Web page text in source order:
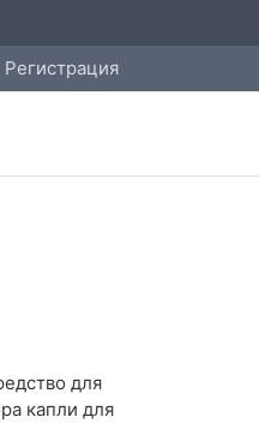
Регистрация
для
капли для